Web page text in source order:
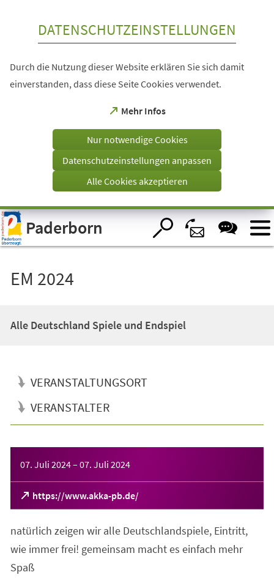
Visuelle
Assistenzsoftware
öffnen.
DATENSCHUTZEINSTELLUNGEN
Durch die Nutzung dieser Website erklären Sie sich damit
einverstanden, dass diese Seite Cookies verwendet.
Mehr Infos
(Öffnet
einem
Tab)
Nur notwendige Cookies
Datenschutzeinstellungen anpassen
Alle Cookies akzeptieren
Paderborn
EM 2024
Alle Deutschland Spiele und Endspiel
VERANSTALTUNGSORT
VERANSTALTER
07. Juli 2024– 07. Juli 2024
https://www.akka-pb.de/
(Öffnet
in
neuen
Tab)
natürlich zeigen wir alle Deutschlandspiele, Eintritt,
wie immer frei! gemeinsam macht es einfach mehr
Spaß